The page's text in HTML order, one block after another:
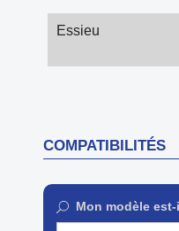
Essieu
COMPATIBILITÉS
Mon modèle